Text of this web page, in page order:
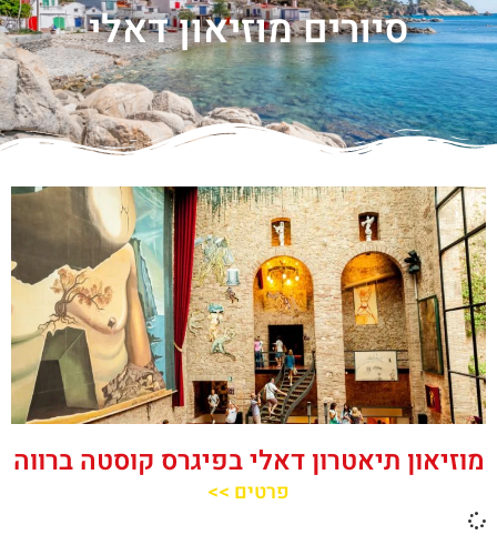
סיורים מוזיאון דאלי
מוזיאון תיאטרון דאלי בפיגרס קוסטה ברווה
פרטים >>